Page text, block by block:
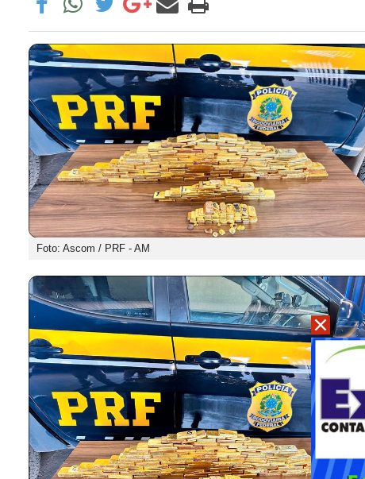
Foto: Ascom / PRF - AM